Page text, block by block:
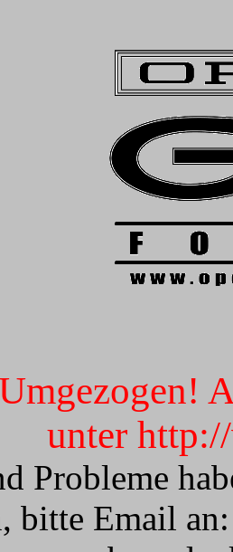
unter
Probleme
bitte Email